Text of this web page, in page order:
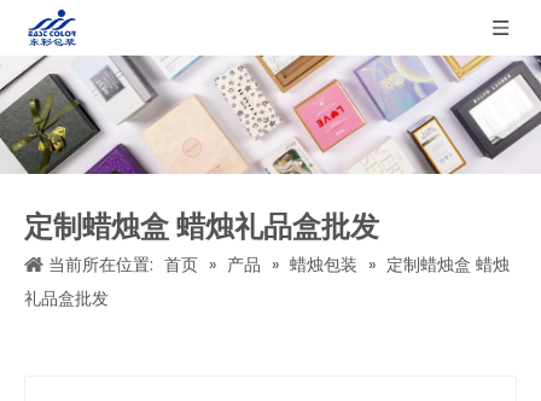
定制蜡烛盒 蜡烛礼品盒批发
当前所在位置: 首页 » 产品 » 蜡烛包装 » 定制蜡烛盒 蜡烛
礼品盒批发